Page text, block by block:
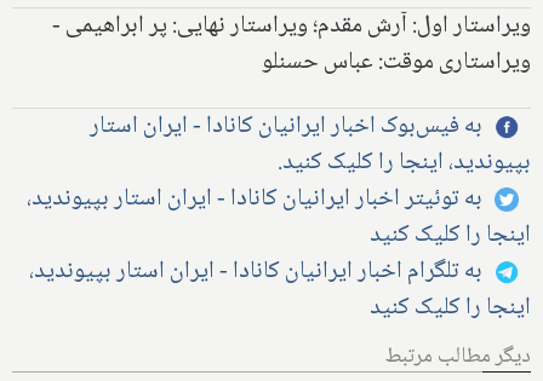
ویراستار اول: آرش مقدم؛ ویراستار نهایی: پر ابراهیمی -
ویراستاری موقت: عباس حسنلو
به فیس‌بوک اخبار ایرانیان کانادا - ایران استار
بپیوندید، اینجا را کلیک کنید.
به توئیتر اخبار ایرانیان کانادا - ایران استار بپیوندید،
اینجا را کلیک کنید
به تلگرام اخبار ایرانیان کانادا - ایران استار بپیوندید،
اینجا را کلیک کنید
دیگر مطالب مرتبط